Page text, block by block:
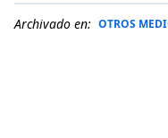
Archivado en: OTROS